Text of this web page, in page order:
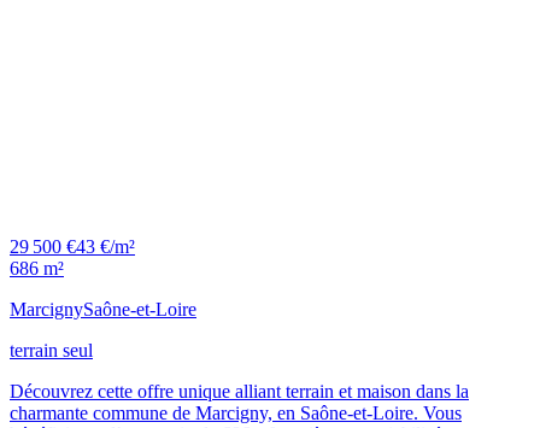
29 500 €43 €/m²
686 m²
MarcignySaône-et-Loire
terrain seul
Découvrez cette offre unique alliant terrain et maison dans la
charmante commune de Marcigny, en Saône-et-Loire. Vous